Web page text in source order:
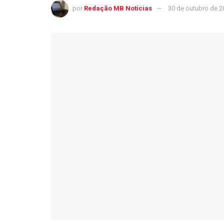
por Redação MB Notícias 30 de outubro de